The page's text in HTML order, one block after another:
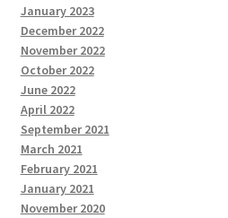
January 2023
December 2022
November 2022
October 2022
June 2022
April 2022
September 2021
March 2021
February 2021
January 2021
November 2020